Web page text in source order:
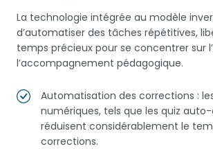
La technologie intégrée au modèle
d’automatiser des tâches répétitives,
temps précieux pour se concentrer sur
l’accompagnement pédagogique.
Automatisation des corrections :
numériques, tels que les quiz
réduisent considérablement le
corrections.